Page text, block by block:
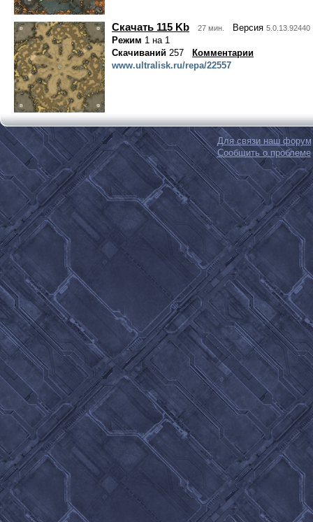
Скачать 115 Kb 27 мин. Версия 5.0.13.92440
Режим 1 на 1
Скачиваний 257
Комментарии
www.ultralisk.ru/repa/22557
Для связи наш форум
Сообщить о проблеме